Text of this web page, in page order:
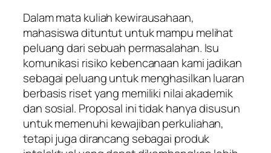
Dalam mata kuliah kewirausahaan,
mahasiswa dituntut untuk mampu melihat
peluang dari sebuah permasalahan. Isu
komunikasi risiko kebencanaan kami jadikan
sebagai peluang untuk menghasilkan luaran
berbasis riset yang memiliki nilai akademik
dan sosial. Proposal ini tidak hanya disusun
untuk memenuhi kewajiban perkuliahan,
tetapi juga dirancang sebagai produk